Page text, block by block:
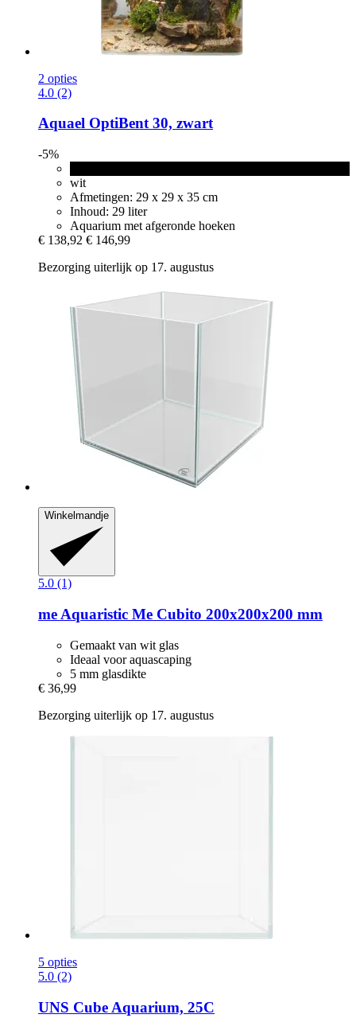
2 opties
4.0 (2)
Aquael OptiBent 30, zwart
-5%
wit
Afmetingen: 29 x 29 x 35 cm
Inhoud: 29 liter
Aquarium met afgeronde hoeken
€ 138,92 € 146,99
Bezorging uiterlijk op 17. augustus
Winkelmandje
5.0 (1)
me Aquaristic Me Cubito 200x200x200 mm
Gemaakt van wit glas
Ideaal voor aquascaping
5 mm glasdikte
€ 36,99
Bezorging uiterlijk op 17. augustus
5 opties
5.0 (2)
UNS Cube Aquarium, 25C